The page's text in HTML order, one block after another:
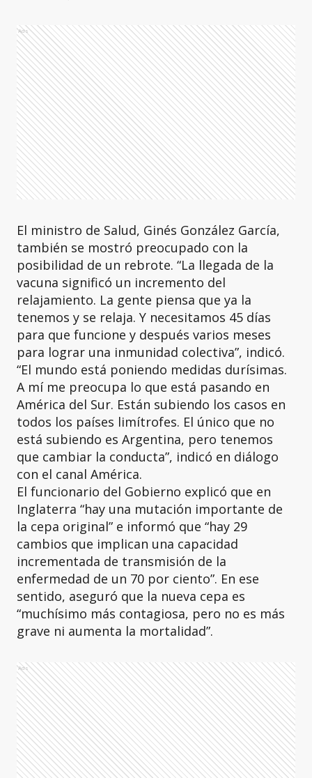
Ads
El ministro de Salud, Ginés González García,
también se mostró preocupado con la
posibilidad de un rebrote. “La llegada de la
vacuna significó un incremento del
relajamiento. La gente piensa que ya la
tenemos y se relaja. Y necesitamos 45 días
para que funcione y después varios meses
para lograr una inmunidad colectiva”, indicó.
“El mundo está poniendo medidas durísimas.
A mí me preocupa lo que está pasando en
América del Sur. Están subiendo los casos en
todos los países limítrofes. El único que no
está subiendo es Argentina, pero tenemos
que cambiar la conducta”, indicó en diálogo
con el canal América.
El funcionario del Gobierno explicó que en
Inglaterra “hay una mutación importante de
la cepa original” e informó que “hay 29
cambios que implican una capacidad
incrementada de transmisión de la
enfermedad de un 70 por ciento”. En ese
sentido, aseguró que la nueva cepa es
“muchísimo más contagiosa, pero no es más
grave ni aumenta la mortalidad”.
Ads